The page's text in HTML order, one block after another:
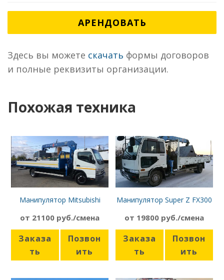
АРЕНДОВАТЬ
Здесь вы можете скачать формы договоров
и полные реквизиты организации.
Похожая техника
Манипулятор Mitsubishi
от 21100 руб./смена
Заказа
ть
Позвон
ить
Манипулятор Super Z FX300
от 19800 руб./смена
Заказа
ть
Позвон
ить